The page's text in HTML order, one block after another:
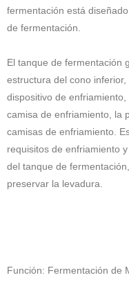
fermentación está
de fermentación.
El tanque de fermentación
estructura del cono
dispositivo de
camisa de enfriamiento, la
camisas de enfriamiento.
requisitos de enfriamiento
del tanque de
preservar la levadura.
Función: Fermentación de